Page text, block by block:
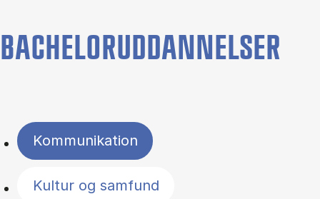
BACHELORUDDANNELSER
Filter by topics
Kommunikation
Kultur og samfund